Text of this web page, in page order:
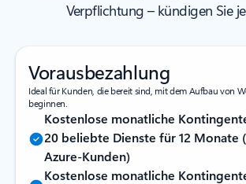
Verpflichtung – kündigen Sie
Vorausbezahlung
Ideal für Kunden, die bereit sind, mit dem Aufbau von
beginnen.
Kostenlose monatliche
20 beliebte Dienste für 12 Monate
Azure-Kunden)
Kostenlose monatliche